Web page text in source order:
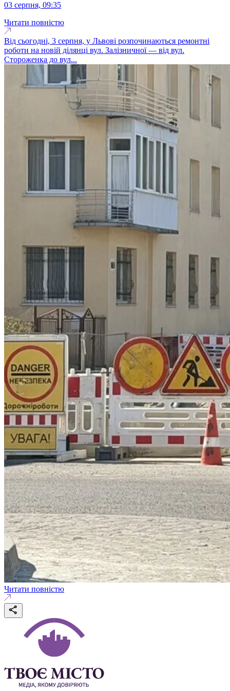
03 серпня, 09:35
Читати повністю
Від сьогодні, 3 серпня, у Львові розпочинаються ремонтні
роботи на новій ділянці вул. Залізничної — від вул.
Стороженка до вул...
Читати повністю